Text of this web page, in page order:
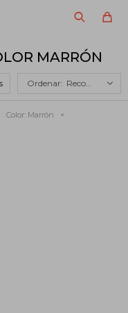
MARRÓN
Recomendados
Color: Marrón